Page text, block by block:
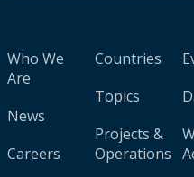
Who We
Are
News
Careers
Countries
Topics
Projects &
Operations